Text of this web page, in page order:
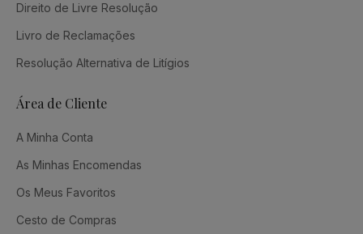
Direito de Livre Resolução
Livro de Reclamações
Resolução Alternativa de Litígios
Área de Cliente
A Minha Conta
As Minhas Encomendas
Os Meus Favoritos
Cesto de Compras